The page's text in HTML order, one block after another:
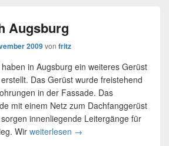
Augsburg
2009von fritz
in Augsburg ein weiteres Gerüst
Das Gerüst wurde freistehend
in der Fassade. Das
mit einem Netz zum Dachfanggerüst
innenliegende Leitergänge für
Wir weiterlesen Gerüstverleih Augsburg
→